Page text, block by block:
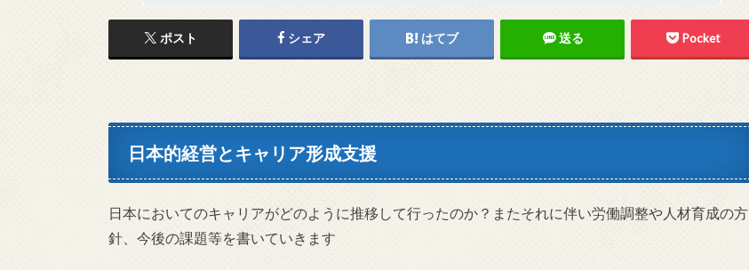
ポスト シェア はてブ 送る Pocket
日本的経営とキャリア形成支援
日本においてのキャリアがどのように推移して行ったのか？またそれに伴い労働調整や人材育成の方
針、今後の課題等を書いていきます